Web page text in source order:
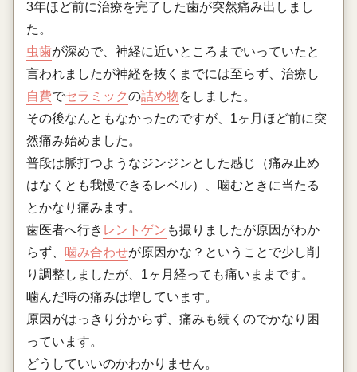
3年ほど前に治療を完了した歯が突然痛み出しまし
た。
虫歯が深めで、神経に近いところまでいっていたと
言われましたが神経を抜くまでには至らず、治療し
自費でセラミックの詰め物をしました。
その後なんともなかったのですが、1ヶ月ほど前に突
然痛み始めました。
普段は脈打つようなジンジンとした感じ（痛み止め
はなくとも我慢できるレベル）、噛むときに当たる
とかなり痛みます。
歯医者へ行き レントゲン も撮りましたが原因がわか
らず、
噛み合わせが原因かな？ということで少し削
り調整しましたが、1ヶ月経っても痛いままです。
噛んだ時の痛みは増しています。
原因がはっきり分からず、痛みも続くのでかなり困
っています。
どうしていいのかわかりません。